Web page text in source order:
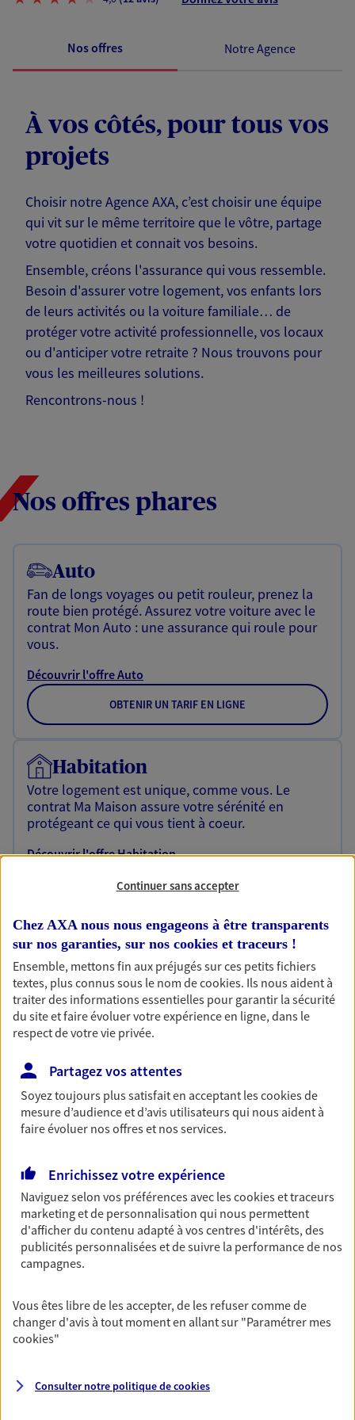
Nos offres Notre Agence
À vos côtés, pour tous vos
projets
Choisir notre Agence AXA, c’est choisir une équipe
qui vit sur le même territoire que le vôtre, partage
votre quotidien et connait vos besoins.
Ensemble, créons l'assurance qui vous ressemble.
Besoin d'assurer votre logement, vos enfants lors
de leurs activités ou la voiture familiale… de
protéger votre activité professionnelle, vos locaux
ou d'anticiper votre retraite ? Nous trouvons pour
vous les meilleures solutions.
Rencontrons-nous !
Nos offres phares
Auto
Fan de longs voyages ou petit rouleur, prenez la
route bien protégé. Assurez votre voiture avec le
contrat Mon Auto : une assurance qui roule pour
vous.
Découvrir l'offre Auto
OBTENIR UN TARIF EN LIGNE
Habitation
Votre logement est unique, comme vous. Le
contrat Ma Maison assure votre sérénité en
protégeant ce qui vous tient à coeur.
Découvrir l'offre Habitation
OBTENIR UN TARIF EN LIGNE
Garantie Accidents de la Vie
Bricoleuse, féru de jardinage, pâtissier en herbe
ou grande lectrice… personne n'est à l'abri d'un
accident du quotidien. Avec Ma Protection
Accident, protégez votre qualité de vie et vos
revenus.
Découvrir l'offre Garantie Accidents de la Vie
OBTENIR UN TARIF EN LIGNE
Gagnez en simplicité et en sérénité avec votre
assurance multirisque entreprise. Un contrat
unique pour protéger vos locaux, matériels pro,
équipements et stocks… sans oublier votre
responsabilité civile.
DEMANDER UN DEVIS
Continuer sans accepter
Chez AXA nous nous engageons à être transparents
sur nos garanties, sur nos cookies et traceurs !
Ensemble, mettons fin aux préjugés sur ces petits fichiers
textes, plus connus sous le nom decookies. Ils nous aident à
traiter des informations essentielles pour garantir la sécurité
du site et faire évoluer votre expérience en ligne, dans le
respect de votre vie privée.
Partagez vos attentes
Soyez toujours plus satisfait en acceptant lescookiesde
mesure d’audience et d’avis utilisateurs qui nous aident à
faire évoluer nos offres et nos services.
Enrichissez votre expérience
Naviguez selon vos préférences avec lescookies et traceurs
marketing et de personnalisation qui nous permettent
d'afficher du contenu adapté à vos centres d'intérêts, des
publicités personnalisées et de suivre la performance de nos
campagnes.
Vous êtes libre de les accepter, de les refuser comme de
changer d'avis à tout moment en allant sur "Paramétrer mes
cookies"
Consulter notre politique decookies